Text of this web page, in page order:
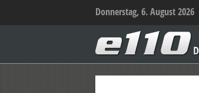
Donnerstag, 6. August 2026
–
Das
Sicherheitsportal